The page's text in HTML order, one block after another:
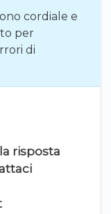
cordiale e
per
di
risposta